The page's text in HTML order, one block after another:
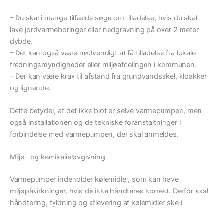
– Du skal i mange tilfælde søge om tilladelse, hvis du skal
lave jordvarmeboringer eller nedgravning på over 2 meter
dybde.
– Det kan også være nødvendigt at få tilladelse fra lokale
fredningsmyndigheder eller miljøafdelingen i kommunen.
– Der kan være krav til afstand fra grundvandsskel, kloakker
og lignende.
Dette betyder, at det ikke blot er selve varmepumpen, men
også installationen og de tekniske foranstaltninger i
forbindelse med varmepumpen, der skal anmeldes.
Miljø- og kemikalielovgivning
Varmepumper indeholder kølemidler, som kan have
miljøpåvirkninger, hvis de ikke håndteres korrekt. Derfor skal
håndtering, fyldning og aflevering af kølemidler ske i